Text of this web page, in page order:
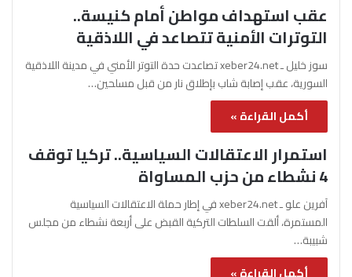
عقب استهداف مواطن أمام كنيسة..
التوترات الأمنية تتصاعد في اللاذقية
سوز خليل ـ xeber24.net تصاعدت حدة التوتر الأمني في مدينة اللاذقية
السورية، عقب إصابة شاب بإطلاق نار من قبل مسلحين…
أكمل القراءة »
استمرار الاعتقالات السياسية.. تركيا توقف
4 نشطاء من حزب المساواة
آفرين علو ـ xeber24.net في إطار حملة الاعتقالات السياسية
المستمرة، ألقت السلطات التركية القبض على أربعة نشطاء من مجلس
شبيبة…